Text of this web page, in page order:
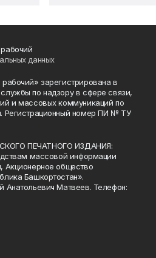
данных
зарегистрирована в
по надзору в сфере связи,
и массовых коммуникаций по
Регистрационный номер ПИ № ТУ
ПЕЧАТНОГО ИЗДАНИЯ:
массовой информации
Акционерное общество
Башкортостан».
Анатольевич Матвеев. Телефон: